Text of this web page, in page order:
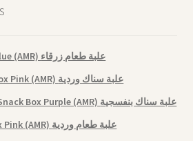
Lunch Box Blue (AMR) علبة طعام زرقاء
Snack Box Pink (AMR) علبة سناك وردية
Snack Box Purple (AMR) علبة سناك بنفسجية
Lunch Box Pink (AMR) علبة طعام وردية